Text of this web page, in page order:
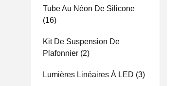
Tube Au Néon De Silicone
(16)
Kit De Suspension De
Plafonnier (2)
Lumières Linéaires À LED (3)